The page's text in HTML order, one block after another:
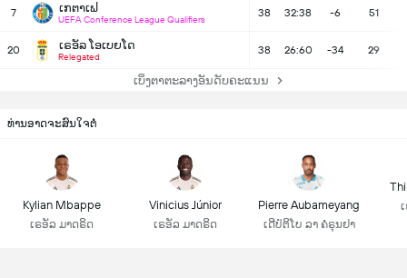
7 ເກຕາເຟ
UEFA Conference League Qualifiers
38 32:38 -6 51
20 ເຣອັລ ໂອເບຍໂດ
Relegated
38 26:60 -34 29
ເບິ່ງຕາຕະລາງອັນດັບຄະແນນ
ທ່ານອາດຈະສົນໃຈຕໍ່
Kylian Mbappe
ເຣອັລ ມາດຣິດ
Vinicius Júnior
ເຣອັລ ມາດຣິດ
Pierre Aubameyang
ເດີປໍຕິໂບ ລາ ຄໍຣຸນຢາ